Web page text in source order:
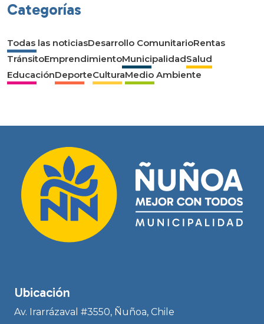
Categorías
Todas las noticiasDesarrollo ComunitarioRentas
TránsitoEmprendimientoMunicipalidadSalud
EducaciónDeporteCulturaMedio Ambiente
Ubicación
Av. Irarrázaval #3550, Ñuñoa, Chile